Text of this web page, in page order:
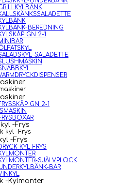
BEREDNING
GN 2-1
SALADETTE
GN 2-1
-Frys
-Frys
KYL-FRYS
SJÄLVPLOCK
BAR
-Kylmonter